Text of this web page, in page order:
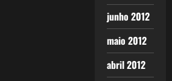
junho 2012
maio 2012
abril 2012